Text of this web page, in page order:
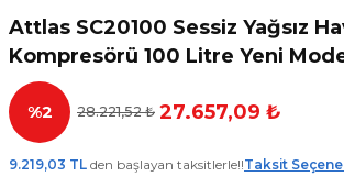
Attlas SC20100 Sessiz Yağsız
Kompresörü 100 Litre Yeni
%2 28.221,52 ₺ 27.657,09 ₺
9.219,03 TL den başlayan taksitlerle!!Taksit